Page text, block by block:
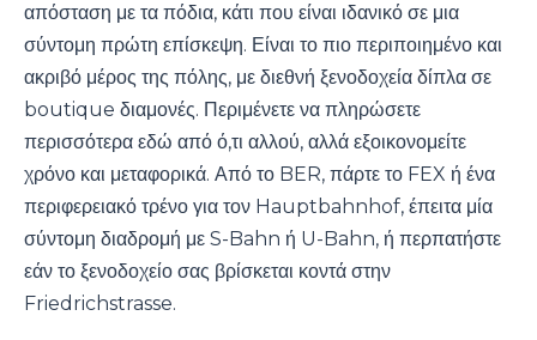
απόσταση με τα πόδια, κάτι που είναι ιδανικό σε μια
σύντομη πρώτη επίσκεψη. Είναι το πιο περιποιημένο και
ακριβό μέρος της πόλης, με διεθνή ξενοδοχεία δίπλα σε
boutique διαμονές. Περιμένετε να πληρώσετε
περισσότερα εδώ από ό,τι αλλού, αλλά εξοικονομείτε
χρόνο και μεταφορικά. Από το BER, πάρτε το FEX ή ένα
περιφερειακό τρένο για τον Hauptbahnhof, έπειτα μία
σύντομη διαδρομή με S-Bahn ή U-Bahn, ή περπατήστε
εάν το ξενοδοχείο σας βρίσκεται κοντά στην
Friedrichstrasse.